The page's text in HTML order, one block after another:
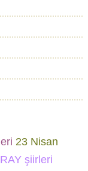
23 Nisan
şiirleri